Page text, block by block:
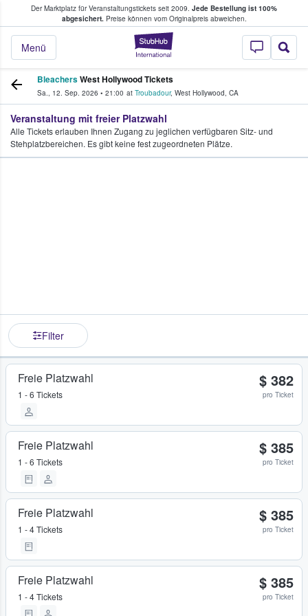
Der Marktplatz für Veranstaltungstickets seit 2009. Jede Bestellung ist 100%
abgesichert.Preise können vom Originalpreis abweichen.
StubHub - Wo
Menü
Tickets kaufen & verkaufen
BleachersWest Hollywood Tickets
Sa., 12. Sep. 2026 • 21:00 at Troubadour, West Hollywood, CA
Veranstaltung mit freier Platzwahl
Alle Tickets erlauben Ihnen Zugang zu jeglichen verfügbaren Sitz- und
Stehplatzbereichen. Es gibt keine fest zugeordneten Plätze.
Filter
Freie Platzwahl
1 - 6 Tickets
$ 382
pro Ticket
Freie Platzwahl
1 - 6 Tickets
$ 385
pro Ticket
Freie Platzwahl
1 - 4 Tickets
$ 385
pro Ticket
Freie Platzwahl
1 - 4 Tickets
$ 385
pro Ticket